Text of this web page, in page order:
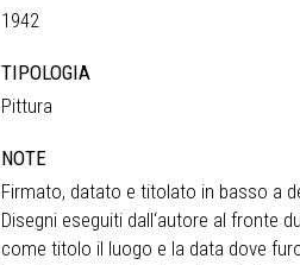
1942
TIPOLOGIA
Pittura
NOTE
Firmato, datato e titolato in basso a
Disegni eseguiti dall‘autore al fronte
come titolo il luogo e la data dove